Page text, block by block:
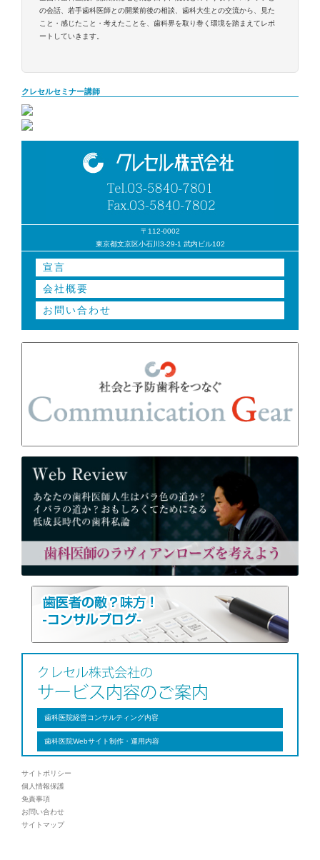
の会話、若手歯科医師との開業前後の相談、歯科大生との交流から、見た
こと・感じたこと・考えたことを、歯科界を取り巻く環境を踏まえてレポ
ートしていきます。
クレセルセミナー講師
〒112-0002
東京都文京区小石川3-29-1 武内ビル102
宣言
会社概要
お問い合わせ
歯科医院経営コンサルティング内容
歯科医院Webサイト制作・運用内容
サイトポリシー
個人情報保護
免責事項
お問い合わせ
サイトマップ